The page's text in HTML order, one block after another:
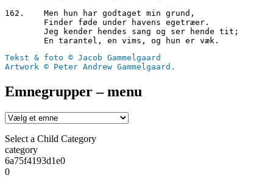
162.	Men hun har godtaget min grund,
        Finder føde under havens egetræer.
        Jeg kender hendes sang og ser hende tit;
        En tarantel, en vims, og hun er væk.
Tekst & foto © Jacob Gammelgaard
Artwork © Peter Andrew Gammelgaard.
Emnegrupper – menu
Select a Child Category
category
6a75f4193d1e0
0